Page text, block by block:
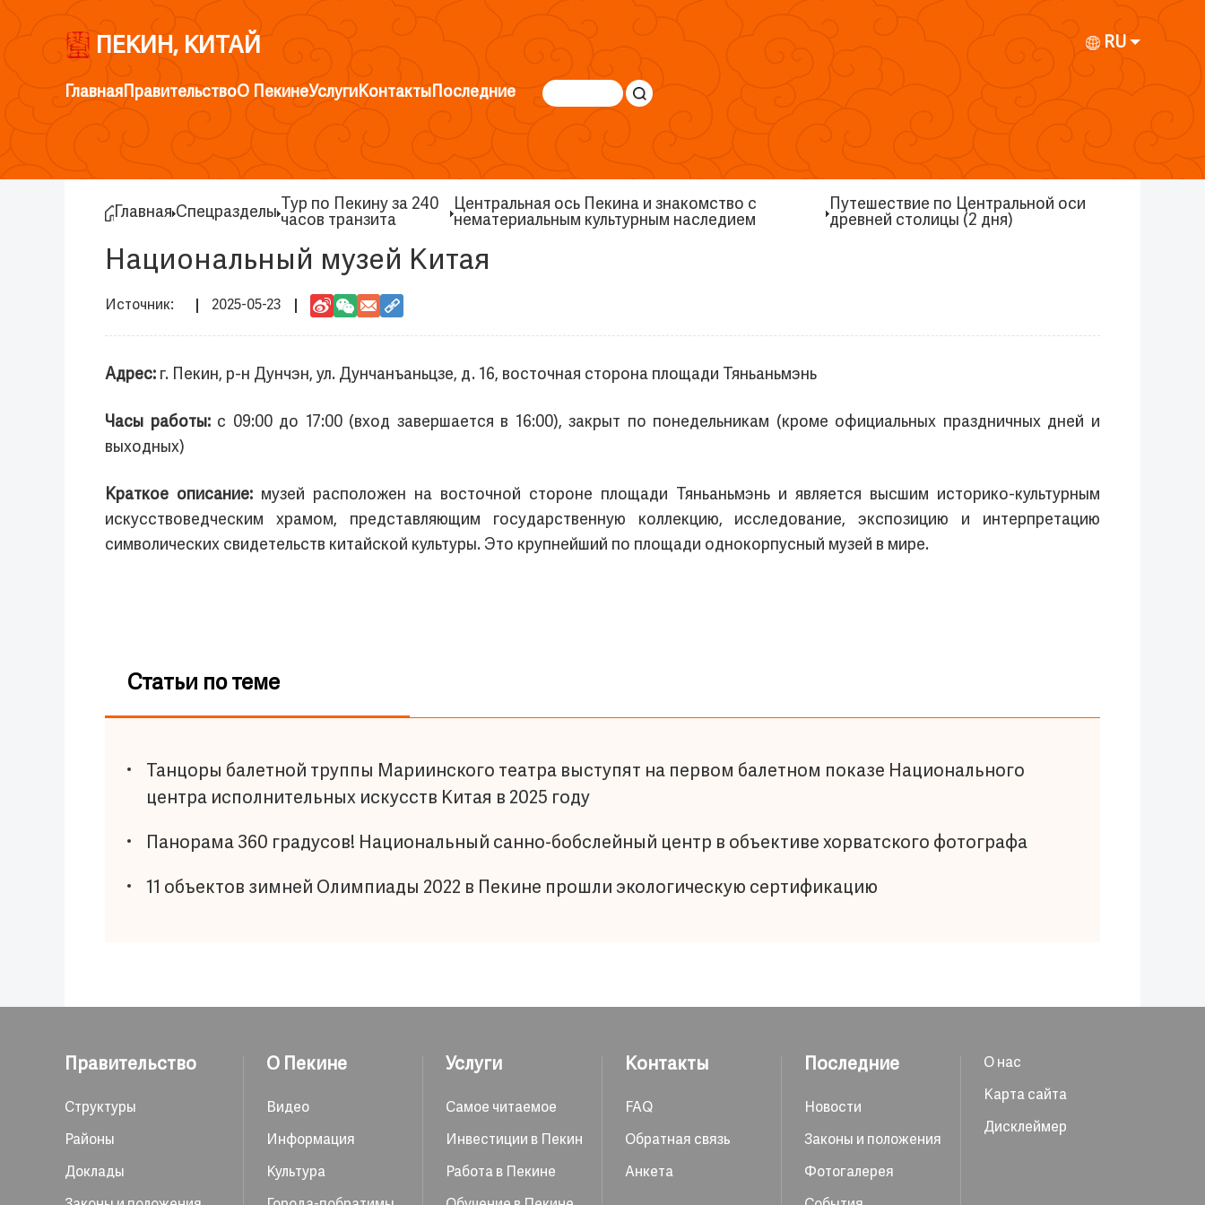
ПЕКИН, КИТАЙ RU
ГлавнаяПравительствоО ПекинеУслугиКонтактыПоследние
Главная Спецразделы Тур по Пекину за 240
часов транзита
Центральная ось Пекина и знакомство с
нематериальным культурным наследием
Путешествие по Центральной оси
древней столицы (2 дня)
Национальный музей Китая
2025-05-23
Адрес: г. Пекин, р-н Дунчэн, ул. Дунчанъаньцзе, д. 16, восточная сторона площади Тяньаньмэнь
Часы работы:с 09:00 до 17:00 (вход завершается в 16:00), закрыт по понедельникам (кроме официальных праздничных дней и
выходных)
Краткое описание: музей расположен на восточной стороне площади Тяньаньмэнь и является высшим историко-культурным
искусствоведческим храмом, представляющим государственную коллекцию, исследование, экспозицию и интерпретацию
символических свидетельств китайской культуры. Это крупнейший по площади однокорпусный музей в мире.
Статьи по теме
Танцоры балетной труппы Мариинского театра выступят на первом балетном показе Национального
центра исполнительных искусств Китая в 2025 году
Панорама 360 градусов! Национальный санно-бобслейный центр в объективе хорватского фотографа
11 объектов зимней Олимпиады 2022 в Пекине прошли экологическую сертификацию
Правительство
Структуры
Районы
Доклады
О Пекине
Видео
Информация
Культура
Услуги
Самое читаемое
Инвестиции в Пекин
Работа в Пекине
Контакты
FAQ
Обратная связь
Анкета
Последние
Новости
Законы и положения
Фотогалерея
О нас
Карта сайта
Дисклеймер